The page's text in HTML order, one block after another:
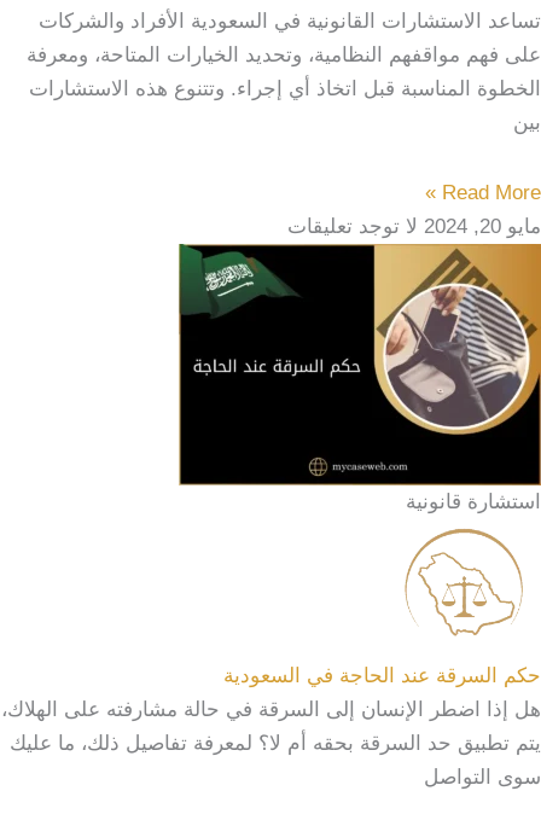
تساعد الاستشارات القانونية في السعودية الأفراد والشركات
على فهم مواقفهم النظامية، وتحديد الخيارات المتاحة، ومعرفة
الخطوة المناسبة قبل اتخاذ أي إجراء. وتتنوع هذه الاستشارات
بين
Read More »
مايو 20, 2024
لا توجد تعليقات
استشارة قانونية
حكم السرقة عند الحاجة في السعودية
هل إذا اضطر الإنسان إلى السرقة في حالة مشارفته على الهلاك،
يتم تطبيق حد السرقة بحقه أم لا؟ لمعرفة تفاصيل ذلك، ما عليك
سوى التواصل